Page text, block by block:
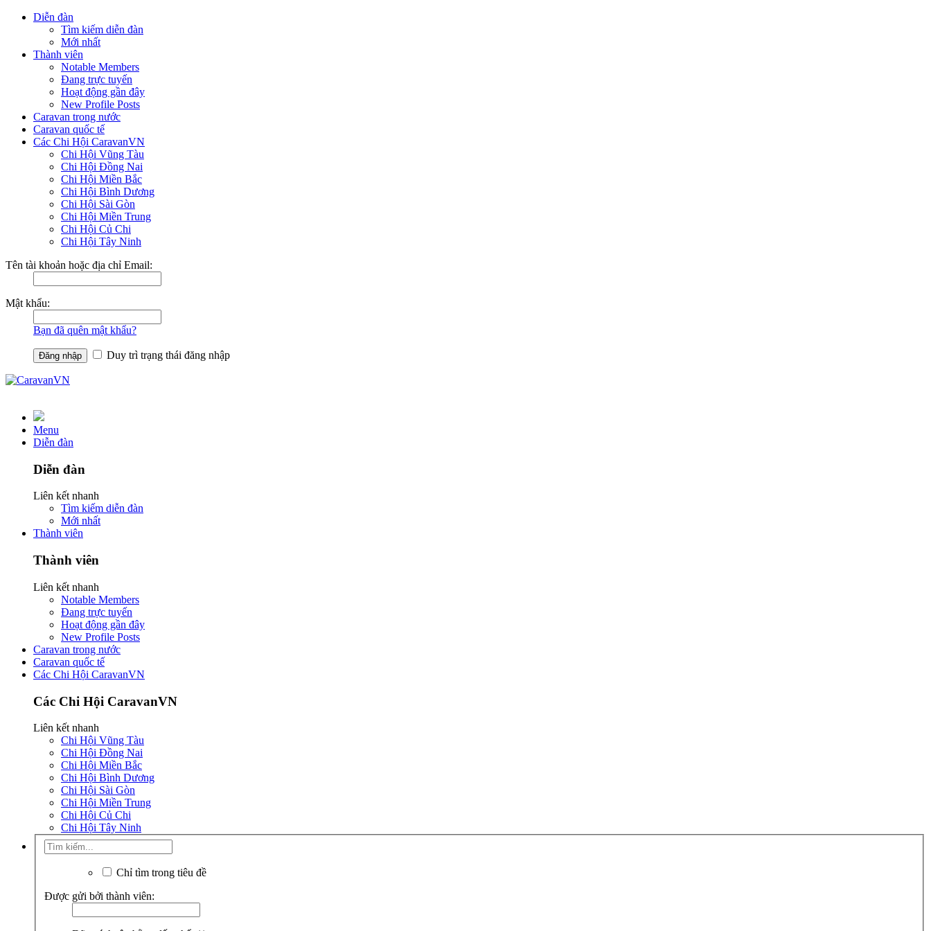
Diễn đàn
Tìm kiếm diễn đàn
Mới nhất
Thành viên
Notable Members
Đang trực tuyến
Hoạt động gần đây
New Profile Posts
Caravan trong nước
Caravan quốc tế
Các Chi Hội CaravanVN
Chi Hội Vũng Tàu
Chi Hội Đồng Nai
Chi Hội Miền Bắc
Chi Hội Bình Dương
Chi Hội Sài Gòn
Chi Hội Miền Trung
Chi Hội Củ Chi
Chi Hội Tây Ninh
Tên tài khoản hoặc địa chỉ Email:
Mật khẩu:
Bạn đã quên mật khẩu?
Duy trì trạng thái đăng nhập
Menu
Diễn đàn
Diễn đàn
Liên kết nhanh
Tìm kiếm diễn đàn
Mới nhất
Thành viên
Thành viên
Liên kết nhanh
Notable Members
Đang trực tuyến
Hoạt động gần đây
New Profile Posts
Caravan trong nước
Caravan quốc tế
Các Chi Hội CaravanVN
Các Chi Hội CaravanVN
Liên kết nhanh
Chi Hội Vũng Tàu
Chi Hội Đồng Nai
Chi Hội Miền Bắc
Chi Hội Bình Dương
Chi Hội Sài Gòn
Chi Hội Miền Trung
Chi Hội Củ Chi
Chi Hội Tây Ninh
Chỉ tìm trong tiêu đề
Được gửi bởi thành viên: